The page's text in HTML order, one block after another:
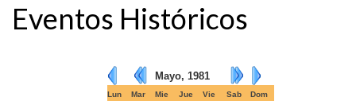
Eventos Históricos
Mayo, 1981
Lun Mar Mie Jue Vie Sab
Dom